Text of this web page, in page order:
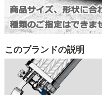
このブランドの説明